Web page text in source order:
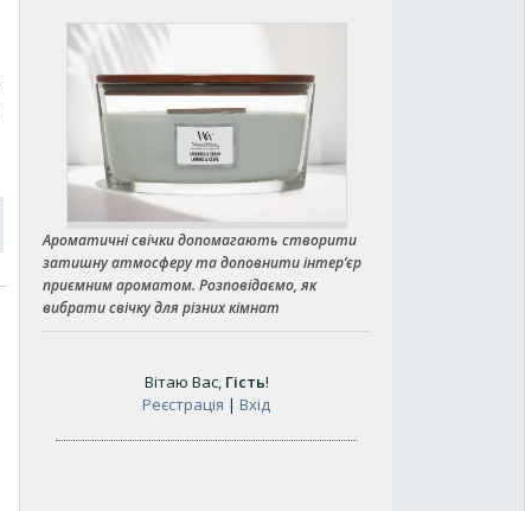
Ароматичні свічки допомагають створити
затишну атмосферу та доповнити інтер’єр
приємним ароматом. Розповідаємо, як
вибрати свічку для різних кімнат
Вітаю Вас, Гість!
Реєстрація | Вхід